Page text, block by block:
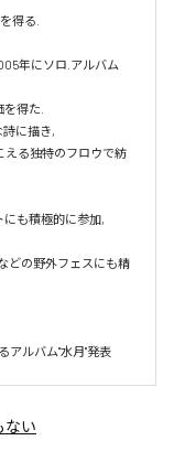
得る.
年にソロ.アルバム
得た.
に描き,
える独特のフロウで紡
にも積極的に参加,
どの野外フェスにも精
アルバム"水月"発表
ない